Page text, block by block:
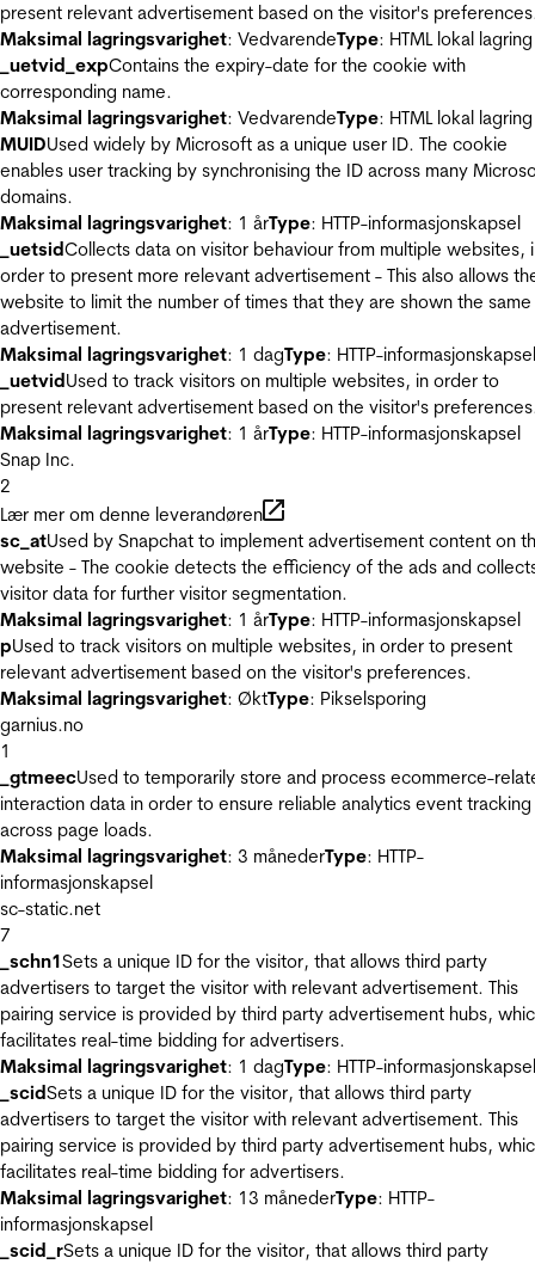
present relevant advertisement based on the visitor's
Maksimal lagringsvarighet: VedvarendeType: HTML lokal lagring
_uetvid_expContains the expiry-date for the cookie with
corresponding name.
Maksimal lagringsvarighet: VedvarendeType: HTML lokal lagring
MUIDUsed widely by Microsoft as a unique user ID. The cookie
enables user tracking by synchronising the ID across many
domains.
Maksimal lagringsvarighet: 1 årType: HTTP-informasjonskapsel
_uetsidCollects data on visitor behaviour from multiple websites,
order to present more relevant advertisement - This also allows
website to limit the number of times that they are shown the same
advertisement.
Maksimal lagringsvarighet: 1 dagType: HTTP-informasjonskapsel
_uetvidUsed to track visitors on multiple websites, in order to
present relevant advertisement based on the visitor's
Maksimal lagringsvarighet: 1 årType: HTTP-informasjonskapsel
Snap Inc.
2
Lær mer om denne leverandøren
sc_atUsed by Snapchat to implement advertisement content on
website - The cookie detects the efficiency of the ads and
visitor data for further visitor segmentation.
Maksimal lagringsvarighet: 1 årType: HTTP-informasjonskapsel
pUsed to track visitors on multiple websites, in order to present
relevant advertisement based on the visitor's preferences.
Maksimal lagringsvarighet: ØktType: Pikselsporing
garnius.no
1
_gtmeecUsed to temporarily store and process ecommerce-
interaction data in order to ensure reliable analytics event tracking
across page loads.
Maksimal lagringsvarighet: 3 månederType: HTTP-
informasjonskapsel
sc-static.net
7
_schn1Sets a unique ID for the visitor, that allows third party
advertisers to target the visitor with relevant advertisement. This
pairing service is provided by third party advertisement hubs,
facilitates real-time bidding for advertisers.
Maksimal lagringsvarighet: 1 dagType: HTTP-informasjonskapsel
_scidSets a unique ID for the visitor, that allows third party
advertisers to target the visitor with relevant advertisement. This
pairing service is provided by third party advertisement hubs,
facilitates real-time bidding for advertisers.
Maksimal lagringsvarighet: 13 månederType: HTTP-
informasjonskapsel
_scid_rSets a unique ID for the visitor, that allows third party